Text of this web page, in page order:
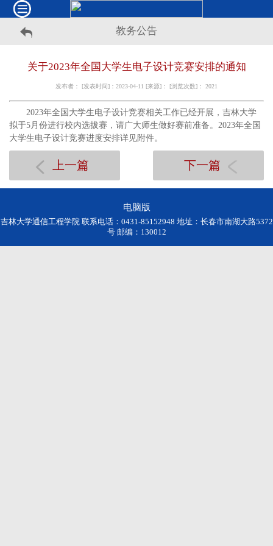
教务公告
关于2023年全国大学生电子设计竞赛安排的通知
发布者： [发表时间]：2023-04-11 [来源]： [浏览次数]： 2021
2023年全国大学生电子设计竞赛相关工作已经开展，吉林大学
拟于5月份进行校内选拔赛，请广大师生做好赛前准备。2023年全国
大学生电子设计竞赛进度安排详见附件。
上一篇 下一篇
电脑版
吉林大学通信工程学院 联系电话：0431-85152948 地址：长春市南湖大路5372
号 邮编：130012